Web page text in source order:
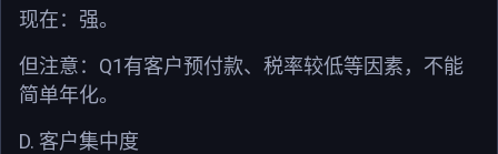
现在：强。
但注意： Q1 有客户预付款、税率较低等因素，不能
简单年化。
D. 客户集中度